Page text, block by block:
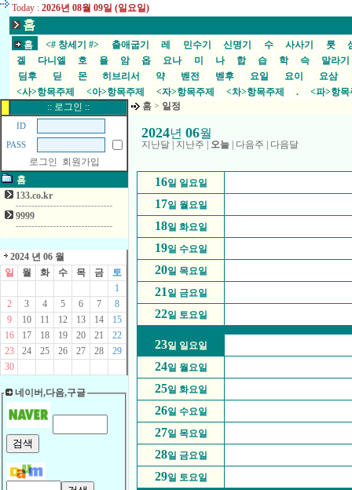
Today : 2026년 08월 09일 (일요일)
홈
홈 <# 창세기 #> 출애굽기 레 민수기 신명기 수 사사기 룻
겔
다니엘 호 욜 암 옵 요나 미 나 합 습 학 슥
말라기
딤후
딛 몬 히브리서 약 벧전 벧후 요일 요이 요삼
<사>항목주제
<아>항목주제 <자>항목주제 <차>항목주제 .
<파>항
:: 로그인 ::
ID
PASS
로그인
회원가입
홈
133.co.kr
9999
2024 년 06 월
일
월 화 수 목 금
토
1
2
3 4 5 6 7
8
9
10 11 12 13 14
15
16
17 18 19 20 21
22
23
24 25 26 27 28
29
30
네이버,다음,구글
홈 > 일정
2024년 06월
지난달 지난주 오늘 다음주 다음달
16일 일요일
17일 월요일
18일 화요일
19일 수요일
20일 목요일
21일 금요일
22일 토요일
23일 일요일
24일 월요일
25일 화요일
26일 수요일
27일 목요일
28일 금요일
29일 토요일